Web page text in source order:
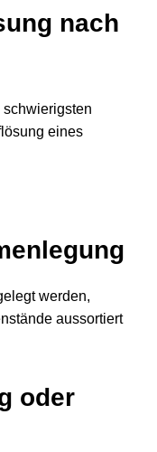
nach
eines
werden,
aussortiert
oder